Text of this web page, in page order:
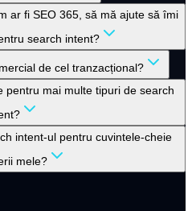
ar fi SEO 365, să mă ajute să îmi
search intent?
de cel tranzacțional?
pentru mai multe tipuri de search
intent-ul pentru cuvintele-cheie
mele?